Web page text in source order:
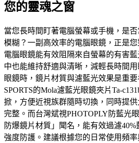
您的靈魂之窗
當您長時間盯著電腦螢幕或手機，是
模糊？一副高效率的電腦眼鏡，正是
電腦眼鏡能有效阻隔來自螢幕的有害
中也能維持舒適與清晰，減輕長時間
眼鏡時，鏡片材質與濾藍光效果是重
SPORTS的Mola濾藍光眼鏡夾片Ta-
掀，方便近視族群隨時切換，同時提
完整。而台灣斌視PHOTOPLY防藍光
防爆鏡片材質」聞名，能有效過濾
強度防護。建議根據您的日常使用頻率